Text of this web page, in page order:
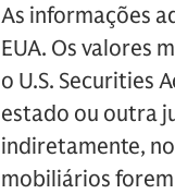
As informações
EUA. Os valores
o U.S. Securities
estado ou outra
indiretamente,
mobiliários